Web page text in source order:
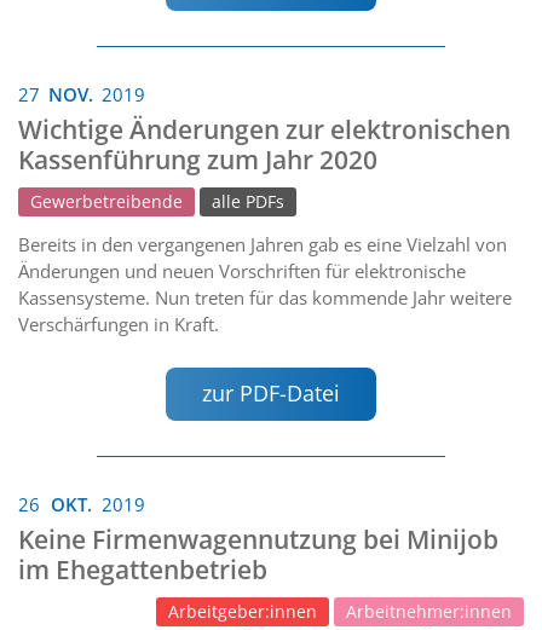
27 NOV. 2019
Wichtige Änderungen zur elektronischen
Kassenführung zum Jahr 2020
Gewerbetreibende alle PDFs
Bereits in den vergangenen Jahren gab es eine Vielzahl von
Änderungen und neuen Vorschriften für elektronische
Kassensysteme. Nun treten für das kommende Jahr weitere
Verschärfungen in Kraft.
zur PDF-Datei
26 OKT. 2019
Keine Firmenwagennutzung bei Minijob
im Ehegattenbetrieb
Arbeitgeber:innen
Arbeitnehmer:innen